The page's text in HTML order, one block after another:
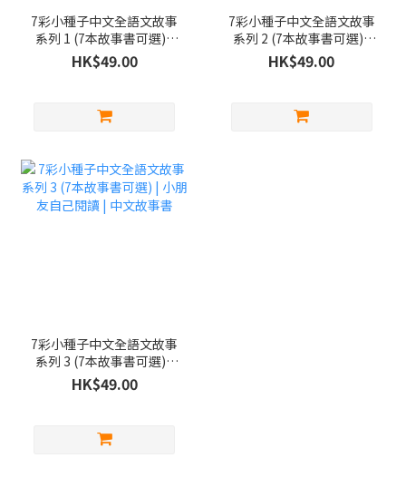
7彩小種子中文全語文故事
系列 1 (7本故事書可選) |
小朋友自己閱讀 | 中文故
事書
HK$49.00
7彩小種子中文全語文故事
系列 2 (7本故事書可選) |
小朋友自己閱讀 | 中文故
事書
HK$49.00
7彩小種子中文全語文故事
系列 3 (7本故事書可選) |
小朋友自己閱讀 | 中文故
事書
HK$49.00